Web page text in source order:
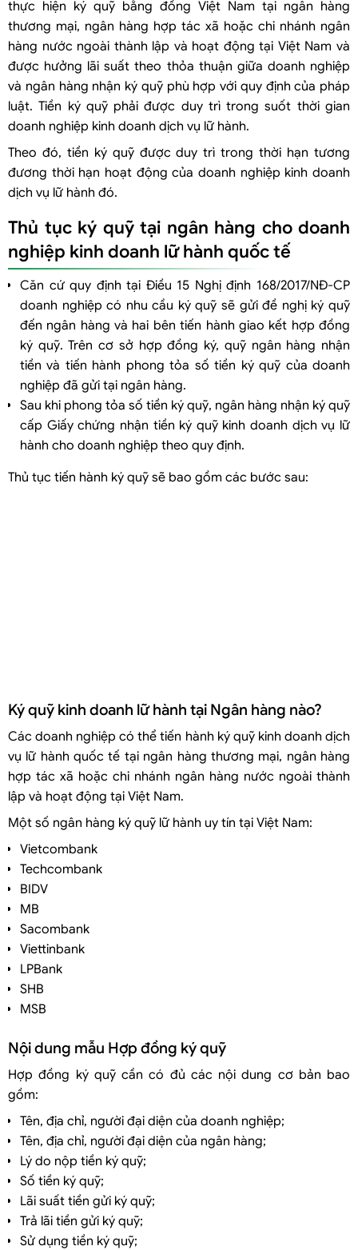
thực hiện ký quỹ bằng đồng Việt Nam tại ngân hàng
thương mại, ngân hàng hợp tác xã hoặc chi nhánh ngân
hàng nước ngoài thành lập và hoạt động tại Việt Nam và
được hưởng lãi suất theo thỏa thuận giữa doanh nghiệp
và ngân hàng nhận ký quỹ phù hợp với quy định của pháp
luật. Tiền ký quỹ phải được duy trì trong suốt thời gian
doanh nghiệp kinh doanh dịch vụ lữ hành.
Theo đó, tiền ký quỹ được duy trì trong thời hạn tương
đương thời hạn hoạt động của doanh nghiệp kinh doanh
dịch vụ lữ hành đó.
Thủ tục ký quỹ tại ngân hàng cho doanh
nghiệp kinh doanh lữ hành quốc tế
Căn cứ quy định tại Điều 15 Nghị định 168/2017/NĐ-CP
doanh nghiệp có nhu cầu ký quỹ sẽ gửi đề nghị ký quỹ
đến ngân hàng và hai bên tiến hành giao kết hợp đồng
ký quỹ. Trên cơ sở hợp đồng ký, quỹ ngân hàng nhận
tiền và tiến hành phong tỏa số tiền ký quỹ của doanh
nghiệp đã gửi tại ngân hàng.
Sau khi phong tỏa số tiền ký quỹ, ngân hàng nhận ký quỹ
cấp Giấy chứng nhận tiền ký quỹ kinh doanh dịch vụ lữ
hành cho doanh nghiệp theo quy định.
Thủ tục tiến hành ký quỹ sẽ bao gồm các bước sau:
Ký quỹ kinh doanh lữ hành tại Ngân hàng nào?
Các doanh nghiệp có thể tiến hành ký quỹ kinh doanh dịch
vụ lữ hành quốc tế tại ngân hàng thương mại, ngân hàng
hợp tác xã hoặc chi nhánh ngân hàng nước ngoài thành
lập và hoạt động tại Việt Nam.
Một số ngân hàng ký quỹ lữ hành uy tín tại Việt Nam:
Vietcombank
Techcombank
BIDV
MB
Sacombank
Viettinbank
LPBank
SHB
MSB
Nội dung mẫu Hợp đồng ký quỹ
Hợp đồng ký quỹ cần có đủ các nội dung cơ bản bao
gồm:
Tên, địa chỉ, người đại diện của doanh nghiệp;
Tên, địa chỉ, người đại diện của ngân hàng;
Lý do nộp tiền ký quỹ;
Số tiền ký quỹ;
Lãi suất tiền gửi ký quỹ;
Trả lãi tiền gửi ký quỹ;
Sử dụng tiền ký quỹ;